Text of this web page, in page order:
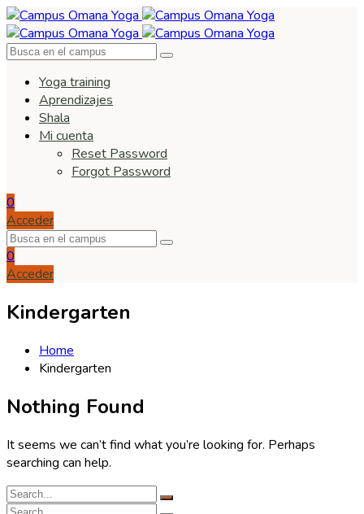
Yoga training
Aprendizajes
Shala
Mi cuenta
Reset Password
Forgot Password
0
Acceder
0
Acceder
Kindergarten
Home
Kindergarten
Nothing Found
It seems we can’t find what you’re looking for. Perhaps
searching can help.